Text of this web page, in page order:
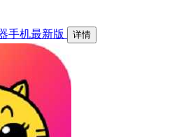
手机最新版 详情